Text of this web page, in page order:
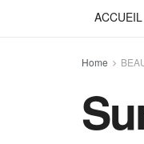
ACCUEIL
Home